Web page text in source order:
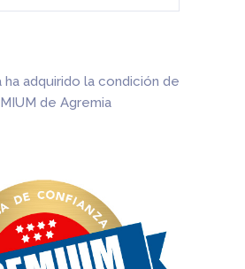
ha adquirido la condición de
de Agremia